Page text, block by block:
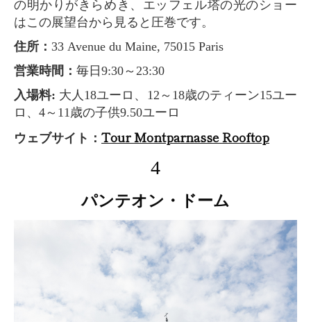
の明かりがきらめき、エッフェル塔の光のショー
はこの展望台から見ると圧巻です。
住所： 33 Avenue du Maine, 75015 Paris
営業時間： 毎日9:30～23:30
入場料: 大人18ユーロ、12～18歳のティーン15ユー
ロ、4～11歳の子供9.50ユーロ
ウェブサイト： Tour Montparnasse Rooftop
4
パンテオン・ドーム